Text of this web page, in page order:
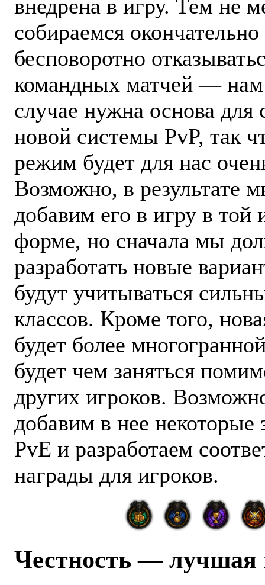
внедрена в игру. Тем не
собираемся
бесповоротно
командных матчей —
случае нужна основа для
новой системы PvP, так
режим будет для нас
Возможно, в результате
добавим его в игру в той
форме, но сначала мы
разработать новые
будут учитываться
классов. Кроме того,
будет более
будет чем заняться
других игроков.
добавим в нее некоторые
PvE и разработаем
награды для игроков.
Честность — лучшая